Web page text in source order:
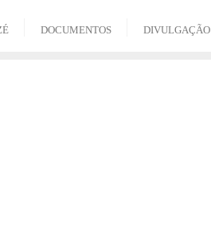
DOCUMENTOS DIVULGAÇÃO